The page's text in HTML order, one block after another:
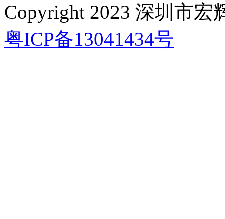
Copyright 2023 深圳市
粤ICP备13041434号